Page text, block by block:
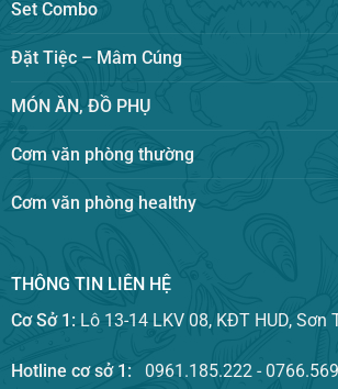
Set Combo
Đặt Tiệc – Mâm Cúng
MÓN ĂN, ĐỒ PHỤ
Cơm văn phòng thường
Cơm văn phòng healthy
THÔNG TIN LIÊN HỆ
Cơ Sở 1: Lô 13-14 LKV 08, KĐT HUD, Sơn
Hotline cơ sở 1:0961.185.222 -